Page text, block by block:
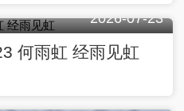
2026-07-23
何雨虹 经雨见虹